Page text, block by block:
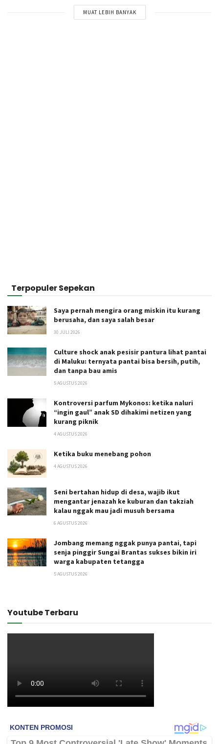
MUAT LEBIH BANYAK
Terpopuler Sepekan
Saya pernah mengira orang miskin itu kurang
berusaha, dan saya salah besar
30 JULI 2026
Culture shock anak pesisir pantura lihat pantai
di Maluku: ternyata pantai bisa bersih, putih,
dan tanpa bau amis
5 AGUSTUS 2026
Kontroversi parfum Mykonos: ketika naluri
“ingin gaul” anak SD dihakimi netizen yang
kurang piknik
4 AGUSTUS 2026
Ketika buku menebang pohon
4 AGUSTUS 2026
Seni bertahan hidup di desa, wajib ikut
mengantar jenazah ke kuburan dan takziah
kalau nggak mau jadi musuh bersama
6 AGUSTUS 2026
Jombang memang nggak punya pantai, tapi
senja pinggir Sungai Brantas sukses bikin iri
warga kabupaten tetangga
5 AGUSTUS 2026
Youtube Terbaru